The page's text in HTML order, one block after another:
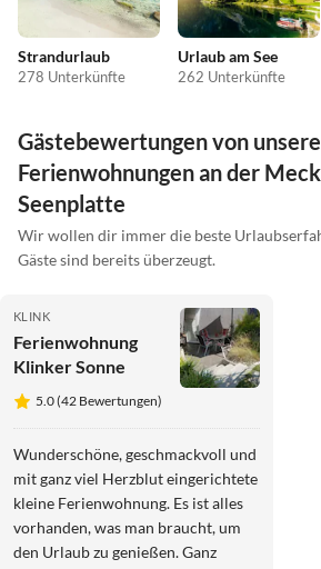
Strandurlaub
278 Unterkünfte
Urlaub am See
262 Unterkünfte
Gästebewertungen von
Ferienwohnungen an der
Seenplatte
Wir wollen dir immer die beste
Gäste sind bereits überzeugt.
KLINK
Ferienwohnung
Klinker Sonne
5.0 (42 Bewertungen)
Wunderschöne, geschmackvoll und
mit ganz viel Herzblut eingerichtete
kleine Ferienwohnung. Es ist alles
vorhanden, was man braucht, um
den Urlaub zu genießen. Ganz